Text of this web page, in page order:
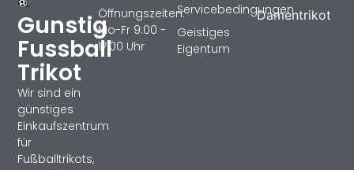
Gunstig
Fussball
Trikot
Wir sind ein
günstiges
Einkaufszentrum
für
Fußballtrikots,
Damentrikot
Servicebedingungen
Geistiges
Eigentum
Öffnungszeiten:
Mo-Fr 9:00 -
17:00 Uhr